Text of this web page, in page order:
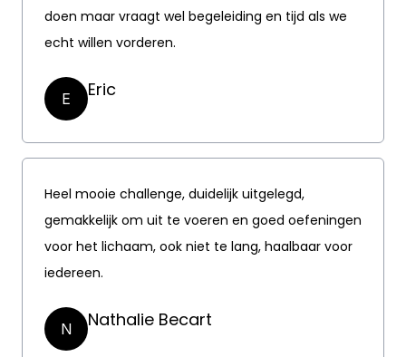
doen maar vraagt wel begeleiding en tijd als we
echt willen vorderen.
E Eric
Heel mooie challenge, duidelijk uitgelegd,
gemakkelijk om uit te voeren en goed oefeningen
voor het lichaam, ook niet te lang, haalbaar voor
iedereen.
N Nathalie Becart